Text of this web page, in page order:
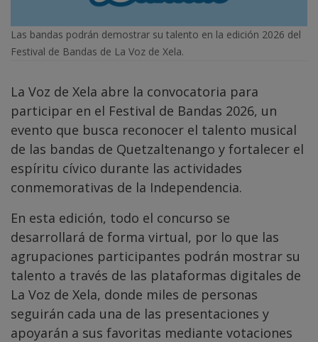
Las bandas podrán demostrar su talento en la edición 2026 del
Festival de Bandas de La Voz de Xela.
La Voz de Xela abre la convocatoria para
participar en el Festival de Bandas 2026, un
evento que busca reconocer el talento musical
de las bandas de Quetzaltenango y fortalecer el
espíritu cívico durante las actividades
conmemorativas de la Independencia.
En esta edición, todo el concurso se
desarrollará de forma virtual, por lo que las
agrupaciones participantes podrán mostrar su
talento a través de las plataformas digitales de
La Voz de Xela, donde miles de personas
seguirán cada una de las presentaciones y
apoyarán a sus favoritas mediante votaciones